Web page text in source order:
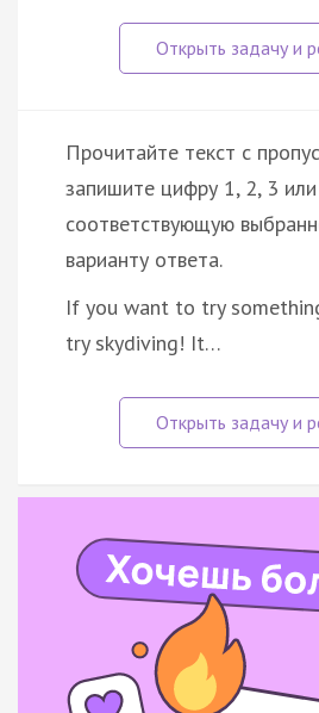
Прочитайте текст с
запишите цифру 1, 2, 3
соответствующую
варианту ответа.
If you want to try something
try skydiving! It…